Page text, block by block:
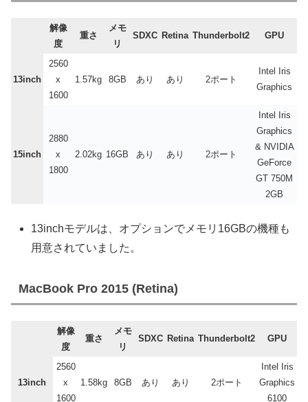
解像
度
重さ
メモ
リ
SDXC Retina Thunderbolt2 GPU
13inch
2560
x
1600
1.57kg 8GB あり あり 2ポート
Intel Iris
Graphics
15inch
2880
x
1800
2.02kg 16GB あり あり 2ポート
Intel Iris
Graphics
& NVIDIA
GeForce
GT 750M
2GB
13inchモデルは、オプションでメモリ16GBの機種も
用意されていました。
MacBook Pro 2015 (Retina)
解像
度
重さ
メモ
リ
SDXC Retina Thunderbolt2 GPU
13inch
2560
x
1600
1.58kg 8GB あり あり 2ポート
Intel Iris
Graphics
6100